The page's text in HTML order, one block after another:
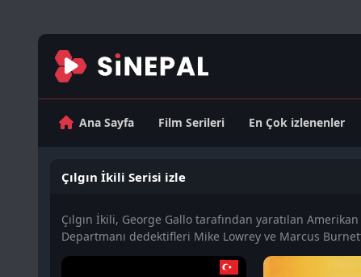
Ana Sayfa Film Serileri En Çok izlenenler
Çılgın İkili Serisi izle
Çılgın İkili, George Gallo tarafından yaratılan
Departmanı dedektifleri Mike Lowrey ve Marcus